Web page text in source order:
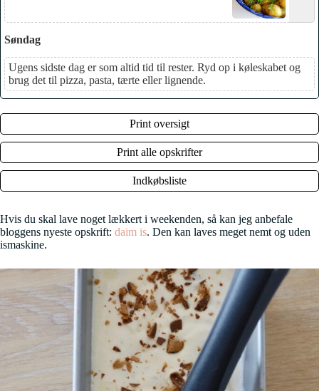
Søndag
Ugens sidste dag er som altid tid til rester. Ryd op i køleskabet og
brug det til pizza, pasta, tærte eller lignende.
Print oversigt
Print alle opskrifter
Indkøbsliste
Hvis du skal lave noget lækkert i weekenden, så kan jeg anbefale
bloggens nyeste opskrift: daim is. Den kan laves meget nemt og uden
ismaskine.